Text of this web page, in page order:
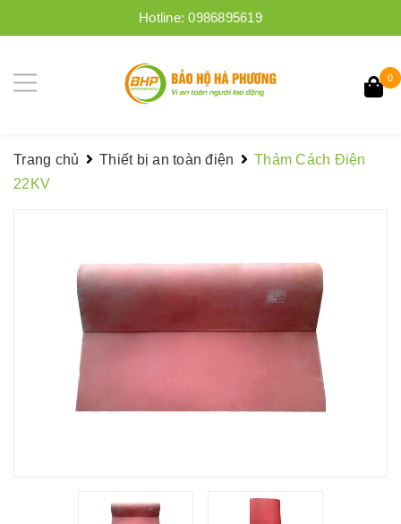
Hotline:0986895619
0
Trang chủ Thiết bị an toàn điện
Thảm Cách Điện
22KV